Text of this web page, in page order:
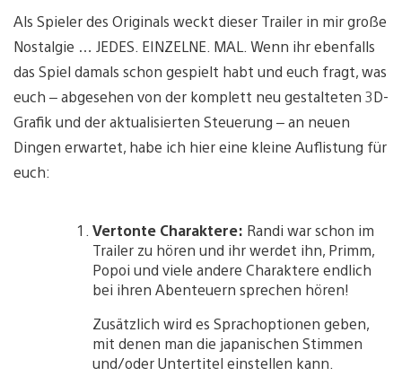
Als Spieler des Originals weckt dieser Trailer in mir große
Nostalgie … JEDES. EINZELNE. MAL. Wenn ihr ebenfalls
das Spiel damals schon gespielt habt und euch fragt, was
euch – abgesehen von der komplett neu gestalteten 3D-
Grafik und der aktualisierten Steuerung – an neuen
Dingen erwartet, habe ich hier eine kleine Auflistung für
euch:
Vertonte Charaktere: Randi war schon im
Trailer zu hören und ihr werdet ihn, Primm,
Popoi und viele andere Charaktere endlich
bei ihren Abenteuern sprechen hören!
Zusätzlich wird es Sprachoptionen geben,
mit denen man die japanischen Stimmen
und/oder Untertitel einstellen kann.